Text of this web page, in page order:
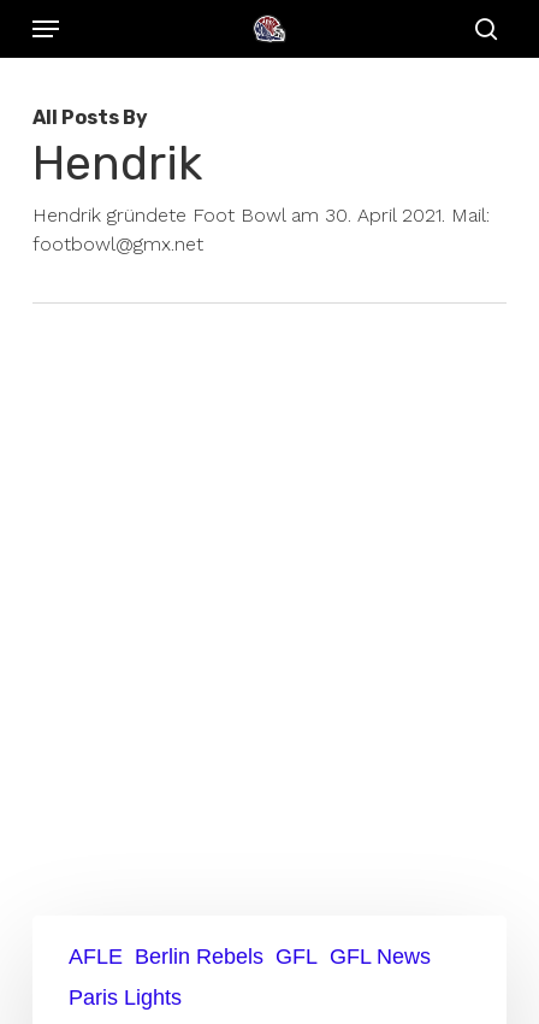
Skip
content
Menu
All Posts By
Hendrik
Hendrik gründete Foot Bowl am 30. April 2021. Mail:
footbowl@gmx.net
brauchte
mehr
AFLE Berlin Rebels GFL GFL News
Paris Lights